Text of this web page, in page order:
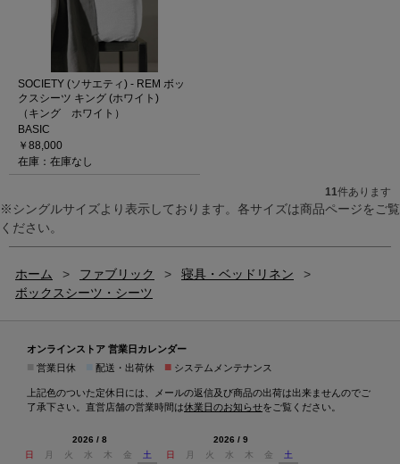
SOCIETY (ソサエティ) - REM ボッ
クスシーツ キング (ホワイト)
（キング ホワイト）
BASIC
￥88,000
在庫：在庫なし
11件あります
※シングルサイズより表示しております。各サイズは商品ページをご覧
ください。
ホーム > ファブリック > 寝具・ベッドリネン
>
ボックスシーツ・シーツ
オンラインストア 営業日カレンダー
営業日休 配送・出荷休 ■ システムメンテナンス
上記色のついた定休日には、メールの返信及び商品の出荷は出来ませんのでご
了承下さい。直営店舗の営業時間は休業日のお知らせをご覧ください。
2026 / 8
日
月 火 水 木 金
土
2026 / 9
日
月 火 水 木 金
土